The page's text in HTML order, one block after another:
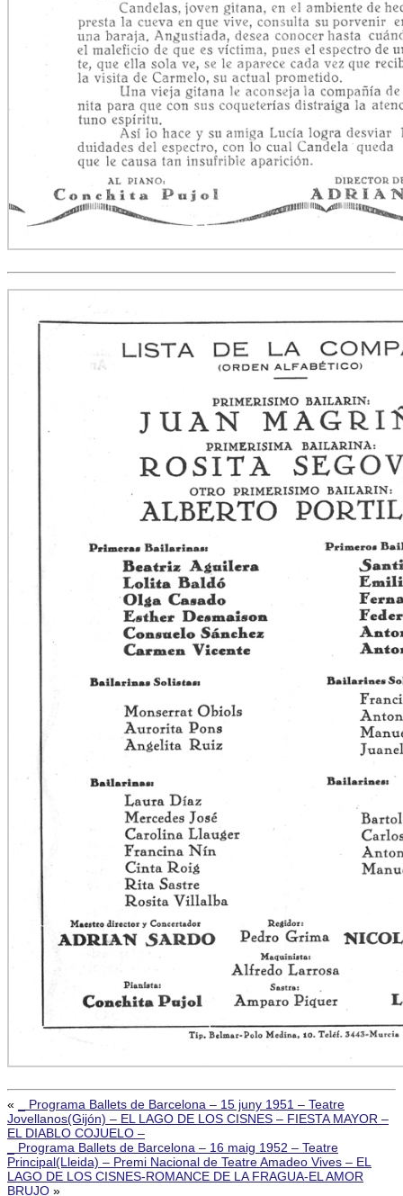
«
_ Programa Ballets de Barcelona – 15 juny 1951 – Teatre
Jovellanos(Gijón) – EL LAGO DE LOS CISNES – FIESTA MAYOR –
EL DIABLO COJUELO –
_ Programa Ballets de Barcelona – 16 maig 1952 – Teatre
Principal(Lleida) – Premi Nacional de Teatre Amadeo Vives – EL
LAGO DE LOS CISNES-ROMANCE DE LA FRAGUA-EL AMOR
BRUJO »